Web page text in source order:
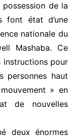
de la
font état d’une
nationale du
Mashaba. Ce
instructions pour
personnes haut
» en
de nouvelles
deux énormes